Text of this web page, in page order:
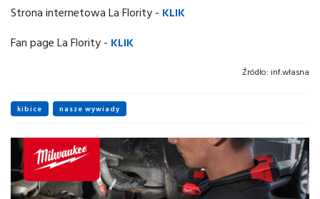
Strona internetowa La Flority - KLIK
Fan page La Flority - KLIK
Źródło: inf.własna
kibice nasze wywiady